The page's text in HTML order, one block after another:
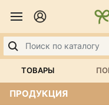
ТОВАРЫ
ПРОДУКЦИЯ